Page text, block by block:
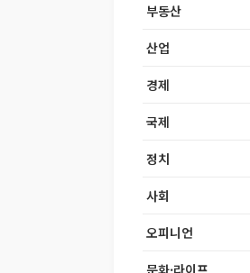
부동산
산업
경제
국제
정치
사회
오피니언
문화·라이프